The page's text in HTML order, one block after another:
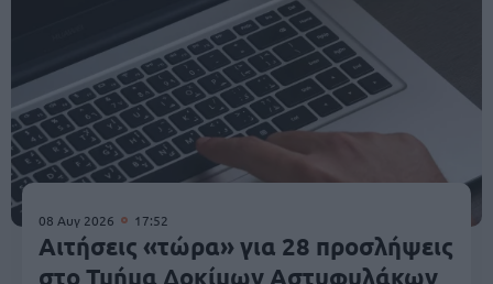
08 Αυγ 2026 17:52
Αιτήσεις «τώρα» για 28 προσλήψεις
στο Τμήμα Δοκίμων Αστυφυλάκων